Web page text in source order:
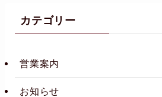
カテゴリー
営業案内
お知らせ